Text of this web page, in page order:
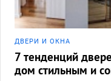
ДВЕРИ И ОКНА
7 тенденций
дом стильным и